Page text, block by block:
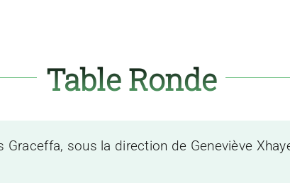
Table Ronde
Graceffa, sous la direction de Geneviève